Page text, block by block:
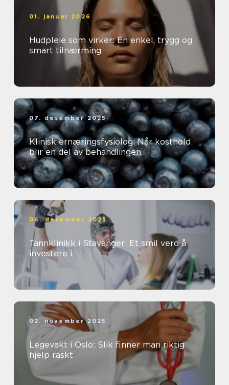
01. januar 2026
Hudpleie som virker: En enkel, trygg og
smart tilnærming
07. desember 2025
Klinisk ernæringsfysiolog: Når kosthold
blir en del av behandlingen
06. desember 2025
Tannklinikk i Stavanger: Et smil verd å
investere i
02. november 2025
Legevakt i Oslo: Slik finner man riktig
hjelp raskt